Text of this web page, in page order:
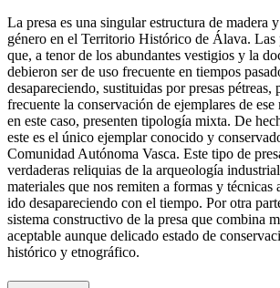
La presa es una singular estructura de madera
género en el Territorio Histórico de Álava. Las
que, a tenor de los abundantes vestigios y la
debieron ser de uso frecuente en tiempos
desapareciendo, sustituidas por presas pétreas,
frecuente la conservación de ejemplares de
en este caso, presenten tipología mixta. De
este es el único ejemplar conocido y
Comunidad Autónoma Vasca. Este tipo de
verdaderas reliquias de la arqueología
materiales que nos remiten a formas y técnicas
ido desapareciendo con el tiempo. Por otra
sistema constructivo de la presa que combina
aceptable aunque delicado estado de
histórico y etnográfico.